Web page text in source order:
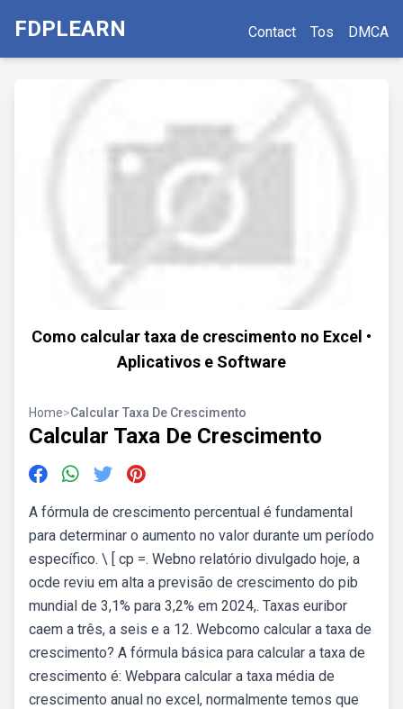
FDPLEARN Contact Tos DMCA
Como calcular taxa de crescimento no Excel •
Aplicativos e Software
Home>Calcular Taxa De Crescimento
Calcular Taxa De Crescimento
A fórmula de crescimento percentual é fundamental
para determinar o aumento no valor durante um período
específico. \ [ cp =. Webno relatório divulgado hoje, a
ocde reviu em alta a previsão de crescimento do pib
mundial de 3,1% para 3,2% em 2024,. Taxas euribor
caem a três, a seis e a 12. Webcomo calcular a taxa de
crescimento? A fórmula básica para calcular a taxa de
crescimento é: Webpara calcular a taxa média de
crescimento anual no excel, normalmente temos que